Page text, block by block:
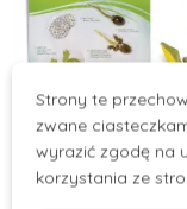
On Stock
Strony te
zwane
wyrazić zgodę na
korzystania ze